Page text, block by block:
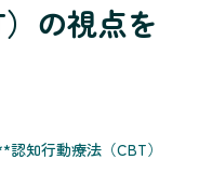
の視点を
知行動療法（CBT）